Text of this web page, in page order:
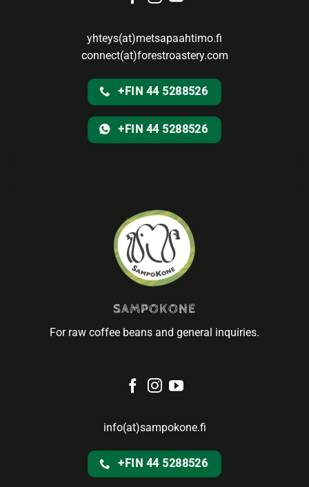
SAMPOKONE
For raw coffee beans and general inquiries.
info(at)sampokone.fi
+FIN 44 5288526
yhteys(at)metsapaahtimo.fi
connect(at)forestroastery.com
+FIN 44 5288526
+FIN 44 5288526